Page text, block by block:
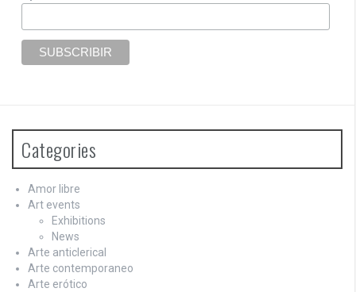
Categories
Amor libre
Art events
Exhibitions
News
Arte anticlerical
Arte contemporaneo
Arte erótico